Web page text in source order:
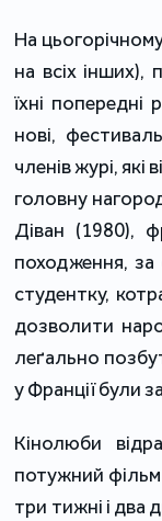
На
на всіх інших),
їхні попередні
нові,
членів журі,
головну
Діван (1980),
походження,
студентку,
дозволити
леґально
у Франції були
Кінолюби
потужний фільм
три тижні і два